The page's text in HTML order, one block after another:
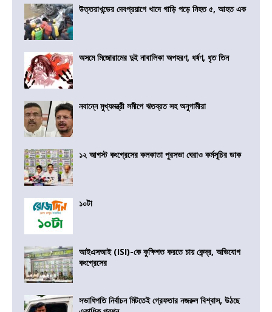
উত্তরাখন্ডের দেবপ্রয়াগে খাদে গাড়ি পড়ে নিহত ৫, আহত এক
অসমে মিজোরামের দুই নাবালিকা অপহরণ, ধর্ষণ, ধৃত তিন
নবান্নে মুখ্যমন্ত্রী সমীপে ঋতব্রত সহ অনুগামীরা
১২ আগস্ট কংগ্রেসের কলকাতা পুরসভা ঘেরাও কর্মসূচির ডাক
১০টা
আইএসআই (ISI)-কে কুক্ষিগত করতে চায় কেন্দ্র, অভিযোগ
কংগ্রেসের
সভাধিপতি নির্বাচন মিটতেই গ্রেফতার নজরুল বিশ্বাস, উঠছে